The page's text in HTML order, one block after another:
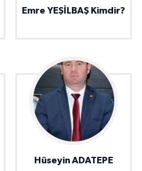
Emre YEŞİLBAŞ Kimdir?
Hüseyin ADATEPE